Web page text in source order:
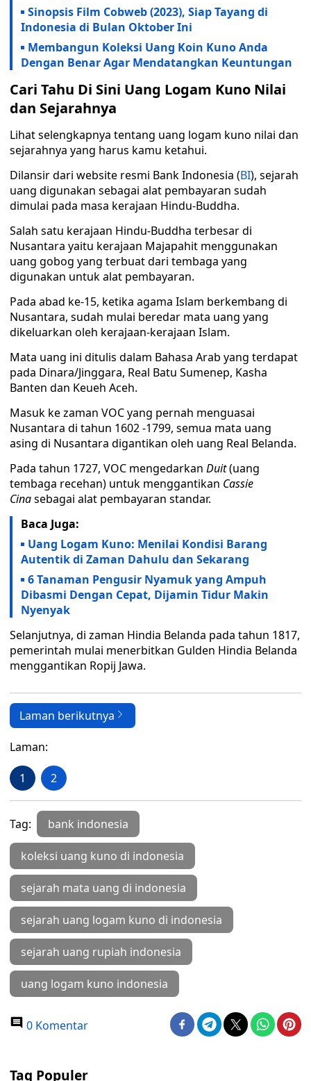
Sinopsis Film Cobweb (2023), Siap Tayang di
Indonesia di Bulan Oktober Ini
Membangun Koleksi Uang Koin Kuno Anda
Dengan Benar Agar Mendatangkan Keuntungan
Cari Tahu Di Sini Uang Logam Kuno Nilai
dan Sejarahnya
Lihat selengkapnya tentang uang logam kuno nilai dan
sejarahnya yang harus kamu ketahui.
Dilansir dari website resmi Bank Indonesia (BI), sejarah
uang digunakan sebagai alat pembayaran sudah
dimulai pada masa kerajaan Hindu-Buddha.
Salah satu kerajaan Hindu-Buddha terbesar di
Nusantara yaitu kerajaan Majapahit menggunakan
uang gobog yang terbuat dari tembaga yang
digunakan untuk alat pembayaran.
Pada abad ke-15, ketika agama Islam berkembang di
Nusantara, sudah mulai beredar mata uang yang
dikeluarkan oleh kerajaan-kerajaan Islam.
Mata uang ini ditulis dalam Bahasa Arab yang terdapat
pada Dinara/Jinggara, Real Batu Sumenep, Kasha
Banten dan Keueh Aceh.
Masuk ke zaman VOC yang pernah menguasai
Nusantara di tahun 1602 -1799, semua mata uang
asing di Nusantara digantikan oleh uang Real Belanda.
Pada tahun 1727, VOC mengedarkan Duit(uang
tembaga recehan) untuk menggantikan Cassie
Cinasebagai alat pembayaran standar.
Baca Juga:
Uang Logam Kuno: Menilai Kondisi Barang
Autentik di Zaman Dahulu dan Sekarang
6 Tanaman Pengusir Nyamuk yang Ampuh
Dibasmi Dengan Cepat, Dijamin Tidur Makin
Nyenyak
Selanjutnya, di zaman Hindia Belanda pada tahun 1817,
pemerintah mulai menerbitkan Gulden Hindia Belanda
menggantikan Ropij Jawa.
Laman berikutnya
Laman:
1 2
Tag: bank indonesia
koleksi uang kuno di indonesia
sejarah mata uang di indonesia
sejarah uang logam kuno di indonesia
sejarah uang rupiah indonesia
uang logam kuno indonesia
0 Komentar
Tag Populer